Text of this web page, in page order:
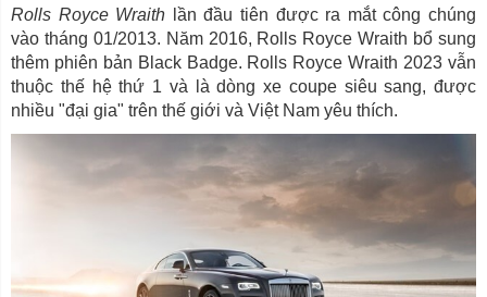
Rolls Royce Wraith lần đầu tiên được ra mắt công chúng
vào tháng 01/2013. Năm 2016, Rolls Royce Wraith bổ sung
thêm phiên bản Black Badge. Rolls Royce Wraith 2023 vẫn
thuộc thế hệ thứ 1 và là dòng xe coupe siêu sang, được
nhiều "đại gia" trên thế giới và Việt Nam yêu thích.